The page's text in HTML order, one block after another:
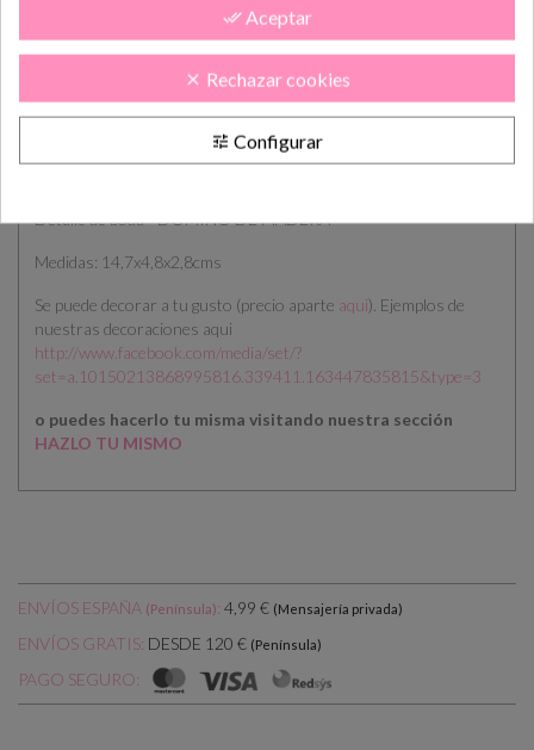
Lo tramitamos y
En 5-10 días lab.
DESCRIPCIÓN
CÓMO COMPRAR
OPINIONES
Detalle de boda - DOMINÓ DE MADERA
Medidas: 14,7x4,8x2,8cms
Se puede decorar a tu gusto (precio aparte aqui). Ejemplos de
nuestras decoraciones aqui
http://www.facebook.com/media/set/?
set=a.10150213868995816.339411.163447835815&type=3
o puedes hacerlo tu misma visitando nuestra sección
HAZLO TU MISMO
ENVÍOS ESPAÑA (Península): 4,99 € (Mensajería privada)
ENVÍOS GRATIS: DESDE 120 € (Península)
PAGO SEGURO:
done_all Aceptar
clear Rechazar cookies
tune Configurar